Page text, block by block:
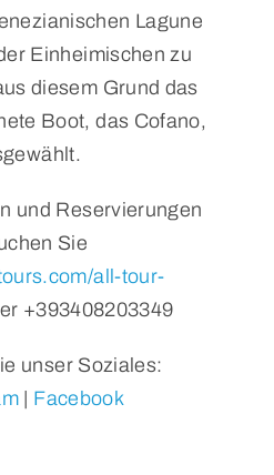
Lagune
Einheimischen zu
diesem Grund das
Boot, das Cofano,
und Reservierungen
Sie
all-tour-
+393408203349
unser Soziales:
| Facebook